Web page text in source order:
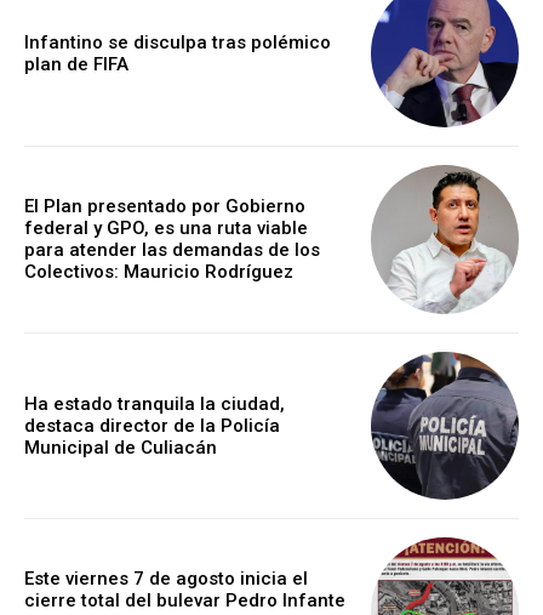
Infantino se disculpa tras polémico
plan de FIFA
El Plan presentado por Gobierno
federal y GPO, es una ruta viable
para atender las demandas de los
Colectivos: Mauricio Rodríguez
Ha estado tranquila la ciudad,
destaca director de la Policía
Municipal de Culiacán
Este viernes 7 de agosto inicia el
cierre total del bulevar Pedro Infante